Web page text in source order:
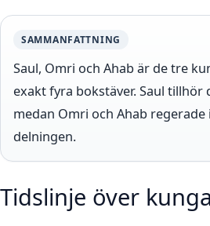
SAMMANFATTNING
Saul, Omri och Ahab är de tre
exakt fyra bokstäver. Saul tillhör
medan Omri och Ahab
delningen.
Tidslinje över